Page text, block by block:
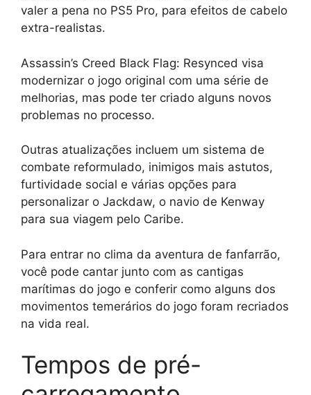
valer a pena no PS5 Pro, para efeitos de cabelo
extra-realistas.
Assassin’s Creed Black Flag: Resynced visa
modernizar o jogo original com uma série de
melhorias, mas pode ter criado alguns novos
problemas no processo.
Outras atualizações incluem um sistema de
combate reformulado, inimigos mais astutos,
furtividade social e várias opções para
personalizar o Jackdaw, o navio de Kenway
para sua viagem pelo Caribe.
Para entrar no clima da aventura de fanfarrão,
você pode cantar junto com as cantigas
marítimas do jogo e conferir como alguns dos
movimentos temerários do jogo foram recriados
na vida real.
Tempos de pré-